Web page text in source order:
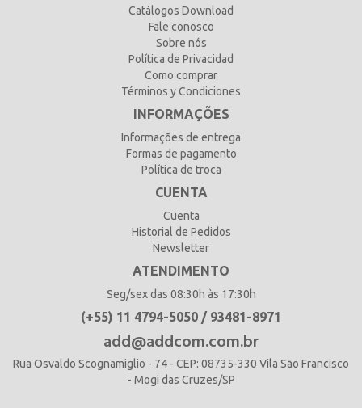
Catálogos Download
Fale conosco
Sobre nós
Política de Privacidad
Como comprar
Términos y Condiciones
INFORMAÇÕES
Informações de entrega
Formas de pagamento
Política de troca
CUENTA
Cuenta
Historial de Pedidos
Newsletter
ATENDIMENTO
Seg/sex das 08:30h às 17:30h
(+55) 11 4794-5050 / 93481-8971
add@addcom.com.br
Rua Osvaldo Scognamiglio - 74 - CEP: 08735-330 Vila São Francisco
- Mogi das Cruzes/SP